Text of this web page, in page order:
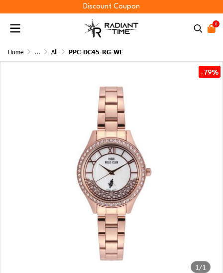
Discount Coupon
0
Home ... All PPC-DC45-RG-WE
1/1
-79%